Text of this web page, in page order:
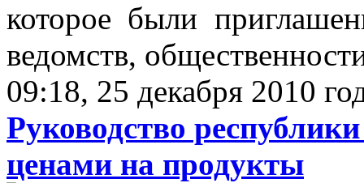
которое были
ведомств,
09:18, 25 декабря 2010
Руководство
ценами на продукты